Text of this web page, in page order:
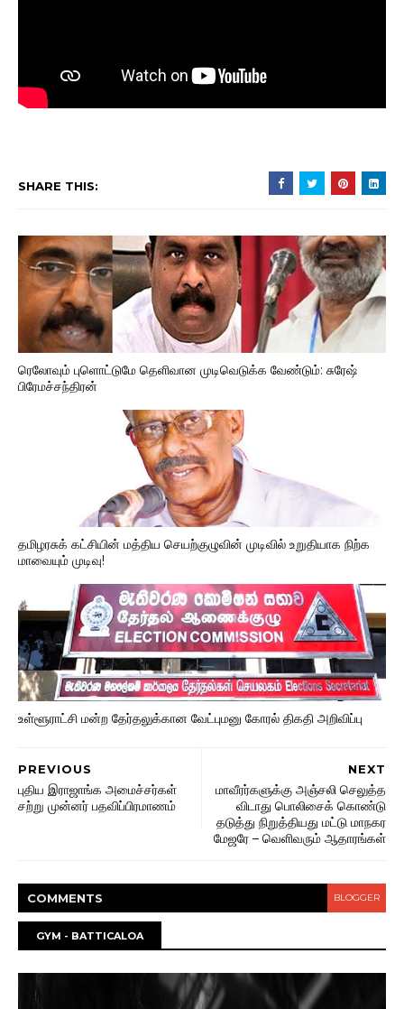
SHARE THIS:
ரெலோவும் புளொட்டுமே தெளிவான முடிவெடுக்க வேண்டும்: சுரேஷ்
பிரேமச்சந்திரன்
தமிழரசுக் கட்சியின் மத்திய செயற்குழுவின் முடிவில் உறுதியாக நிற்க
மாவையும் முடிவு!
உள்ளூராட்சி மன்ற தேர்தலுக்கான வேட்புமனு கோரல் திகதி அறிவிப்பு
NEXT
மாவீரர்களுக்கு அஞ்சலி செலுத்த
விடாது பொலிசைக் கொண்டு
தடுத்து நிறுத்தியது மட்டு மாநகர
மேஜரே – வெளிவரும் ஆதாரங்கள்
PREVIOUS
புதிய இராஜாங்க அமைச்சர்கள்
சற்று முன்னர் பதவிப்பிரமாணம்
COMMENTS BLOGGER
GYM - BATTICALOA